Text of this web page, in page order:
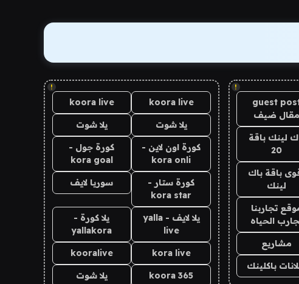
!
guest
مقال ضيف
لينك باقة
20
باقة باك
لينك
تجاربنا
الحياه
مشاريع
باكلينك
!
koora live
koora live
يلا شوت يلا شوت
كورة اون لاين -
kora onli
كورة جول -
kora goal
كورة ستار -
kora star
سوريا لايف
يلا لايف - yalla
live
يلا كورة -
yallakora
kora live
kooralive
koora 365 يلا شوت